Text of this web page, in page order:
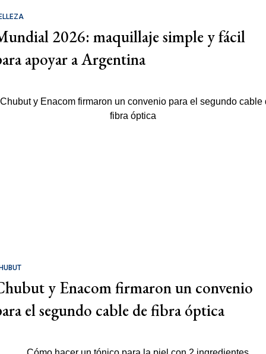
2026: maquillaje simple y fácil
apoyar a Argentina
y Enacom firmaron un convenio
el segundo cable de fibra óptica